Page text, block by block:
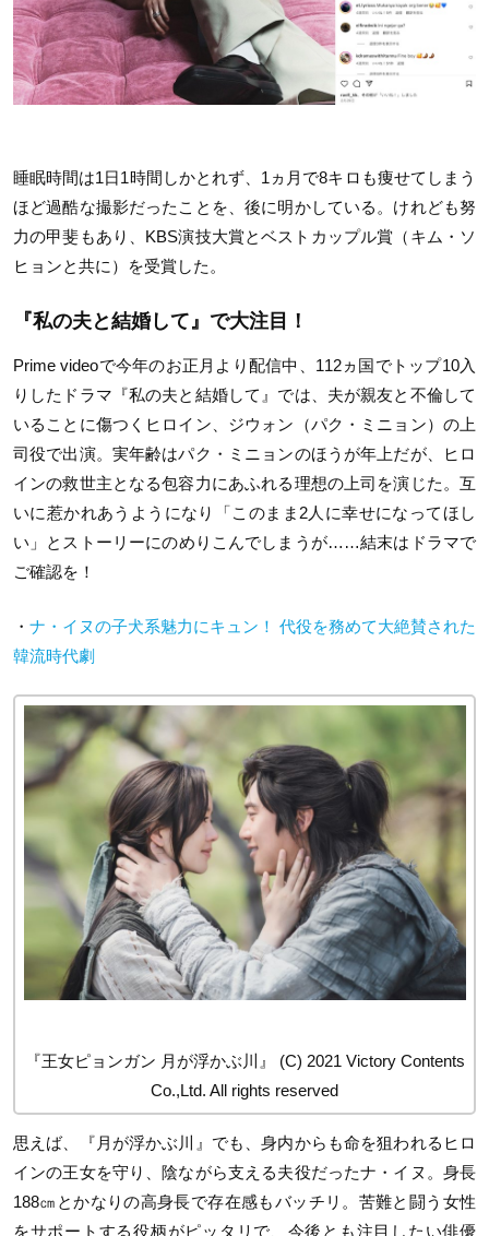
睡眠時間は1日1時間しかとれず、1ヵ月で8キロも痩せてしまう
ほど過酷な撮影だったことを、後に明かしている。けれども努
力の甲斐もあり、KBS演技大賞とベストカップル賞（キム・ソ
ヒョンと共に）を受賞した。
『私の夫と結婚して』で大注目！
Prime videoで今年のお正月より配信中、112ヵ国でトップ10入
りしたドラマ『私の夫と結婚して』では、夫が親友と不倫して
いることに傷つくヒロイン、ジウォン（パク・ミニョン）の上
司役で出演。実年齢はパク・ミニョンのほうが年上だが、ヒロ
インの救世主となる包容力にあふれる理想の上司を演じた。互
いに惹かれあうようになり「このまま2人に幸せになってほし
い」とストーリーにのめりこんでしまうが……結末はドラマで
ご確認を！
・ ナ・イヌの子犬系魅力にキュン！ 代役を務めて大絶賛された
韓流時代劇
『王女ピョンガン 月が浮かぶ川』 (C) 2021 Victory Contents
Co.,Ltd. All rights reserved
思えば、『月が浮かぶ川』でも、身内からも命を狙われるヒロ
インの王女を守り、陰ながら支える夫役だったナ・イヌ。身長
188㎝とかなりの高身長で存在感もバッチリ。苦難と闘う女性
をサポートする役柄がピッタリで、今後とも注目したい俳優